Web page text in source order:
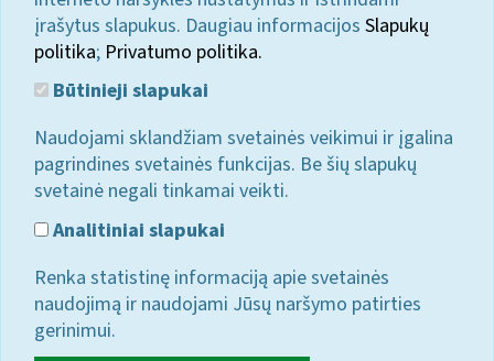
įrašytus slapukus. Daugiau informacijos Slapukų
politika; Privatumo politika.
Būtinieji slapukai
Naudojami sklandžiam svetainės veikimui ir įgalina
pagrindines svetainės funkcijas. Be šių slapukų
svetainė negali tinkamai veikti.
Analitiniai slapukai
Renka statistinę informaciją apie svetainės
naudojimą ir naudojami Jūsų naršymo patirties
gerinimui.